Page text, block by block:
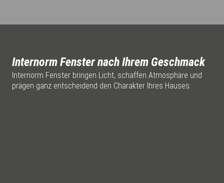
Internorm Fenster nach Ihrem Geschmack
Internorm Fenster bringen Licht, schaffen Atmosphäre und
prägen ganz entscheidend den Charakter Ihres Hauses.